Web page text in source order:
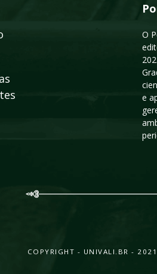
O
e
COPYRIGHT - UNIVALI.BR -